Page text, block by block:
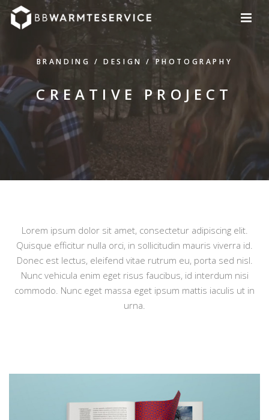
BRANDING / DESIGN / PHOTOGRAPHY
CREATIVE PROJECT
Lorem ipsum dolor sit amet, consectetur adipiscing elit.
Quisque efficitur nulla orci, in sollicitudin mauris viverra id.
Donec est lectus, eleifend vitae rutrum eu, porta sed nisl.
Nunc vehicula enim eget risus faucibus, id interdum nisi
commodo. Nunc eget massa eget ipsum mattis iaculis ut in
urna.